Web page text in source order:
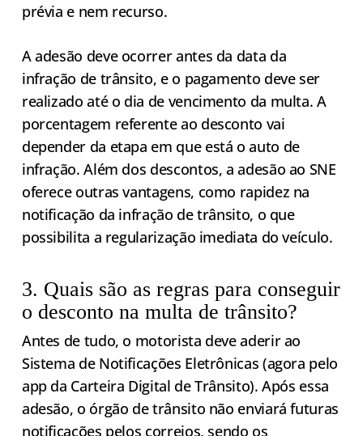
prévia e nem recurso.
A adesão deve ocorrer antes da data da
infração de trânsito, e o pagamento deve ser
realizado até o dia de vencimento da multa. A
porcentagem referente ao desconto vai
depender da etapa em que está o auto de
infração. Além dos descontos, a adesão ao SNE
oferece outras vantagens, como rapidez na
notificação da infração de trânsito, o que
possibilita a regularização imediata do veículo.
3. Quais são as regras para conseguir
o desconto na multa de trânsito?
Antes de tudo, o motorista deve aderir ao
Sistema de Notificações Eletrônicas (agora pelo
app da Carteira Digital de Trânsito). Após essa
adesão, o órgão de trânsito não enviará futuras
notificações pelos correios, sendo os